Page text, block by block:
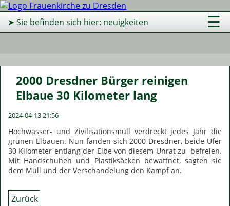
☰
➤ Sie befinden sich hier: neuigkeiten
2000 Dresdner Bürger reinigen
Elbaue 30 Kilometer lang
2024-04-13 21:56
Hochwasser- und Zivilisationsmüll verdreckt jedes Jahr die
grünen Elbauen. Nun fanden sich 2000 Dresdner, beide Ufer
30 Kilometer entlang der Elbe von diesem Unrat zu befreien.
Mit Handschuhen und Plastiksäcken bewaffnet, sagten sie
dem Müll und der Verschandelung den Kampf an.
Zurück